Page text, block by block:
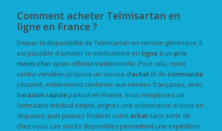
Comment acheter Telmisartan en
ligne en France ?
Depuis la disponibilité de Telmisartan en version générique, il
est possible d’acheter ce médicament en ligne à un prix
moins cherqu’en officine traditionnelle. Pour cela, notre
centre vendéen propose un service d’achatet de commande
sécurisé, entièrement conforme aux normes françaises, avec
livraison rapide partout en France. Vous remplissez un
formulaire médical simple, joignez une ordonnance si vous en
disposez, puis pouvez finaliser votre achatsans sortir de
chez vous. Les stocks disponibles permettent une expédition